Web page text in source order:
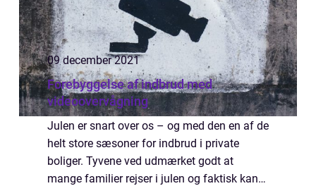
09 december 2021
Forebyggelse af indbrud med
videoovervågning
Julen er snart over os – og med den en af de
helt store sæsoner for indbrud i private
boliger. Tyvene ved udmærket godt at
mange familier rejser i julen og faktisk kan